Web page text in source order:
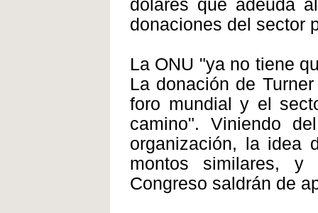
dólares que adeuda
donaciones del sector
La ONU "ya no tiene
La donación de
foro mundial y el
camino". Viniendo
organización, la idea
montos similares, y
Congreso saldrán de